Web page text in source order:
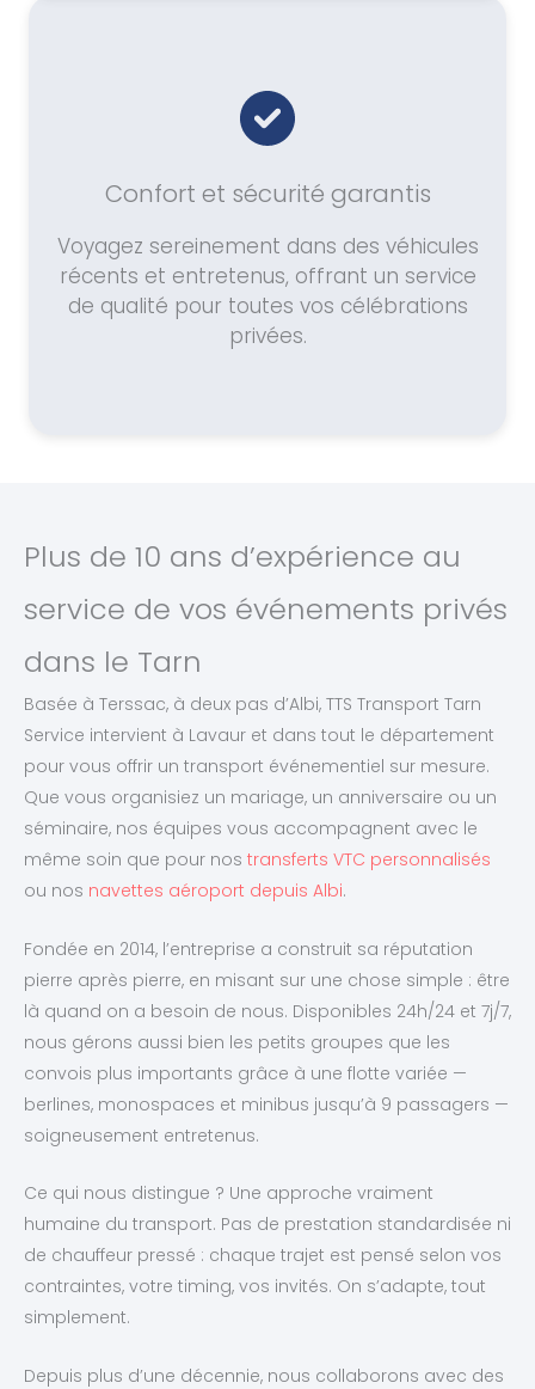
Confort et sécurité garantis
Voyagez sereinement dans des véhicules
récents et entretenus, offrant un service
de qualité pour toutes vos célébrations
privées.
Plus de 10 ans d’expérience au
service de vos événements privés
dans le Tarn
Basée à Terssac, à deux pas d’Albi, TTS Transport Tarn
Service intervient à Lavaur et dans tout le département
pour vous offrir un transport événementiel sur mesure.
Que vous organisiez un mariage, un anniversaire ou un
séminaire, nos équipes vous accompagnent avec le
même soin que pour nos transferts VTC personnalisés
ou nos navettes aéroport depuis Albi.
Fondée en 2014, l’entreprise a construit sa réputation
pierre après pierre, en misant sur une chose simple : être
là quand on a besoin de nous. Disponibles 24h/24 et 7j/7,
nous gérons aussi bien les petits groupes que les
convois plus importants grâce à une flotte variée —
berlines, monospaces et minibus jusqu’à 9 passagers —
soigneusement entretenus.
Ce qui nous distingue ? Une approche vraiment
humaine du transport. Pas de prestation standardisée ni
de chauffeur pressé : chaque trajet est pensé selon vos
contraintes, votre timing, vos invités. On s’adapte, tout
simplement.
Depuis plus d’une décennie, nous collaborons avec des